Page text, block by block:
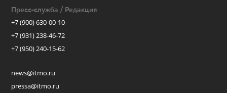
Пресс-служба / Редакция
+7 (900) 630-00-10
+7 (931) 238-46-72
+7 (950) 240-15-62
news@itmo.ru
pressa@itmo.ru